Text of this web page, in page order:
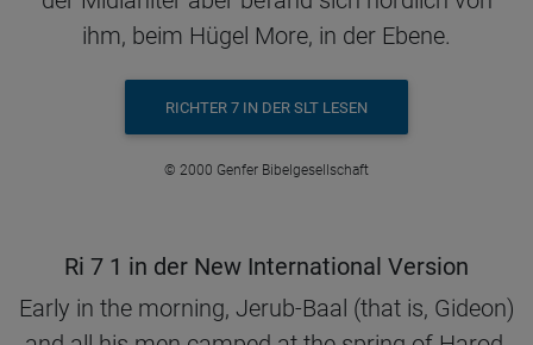
ihm, beim Hügel More, in der Ebene.
RICHTER 7 IN DER SLT LESEN
© 2000 Genfer Bibelgesellschaft
Ri 7 1 in der New International Version
Early in the morning, Jerub-Baal (that is, Gideon)